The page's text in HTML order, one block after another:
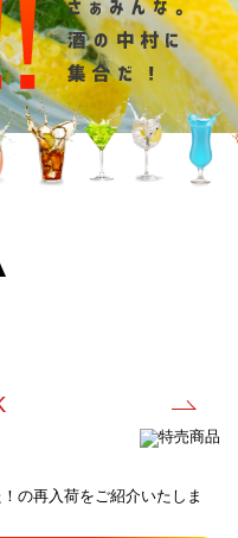
の再入荷をご紹介いたしま